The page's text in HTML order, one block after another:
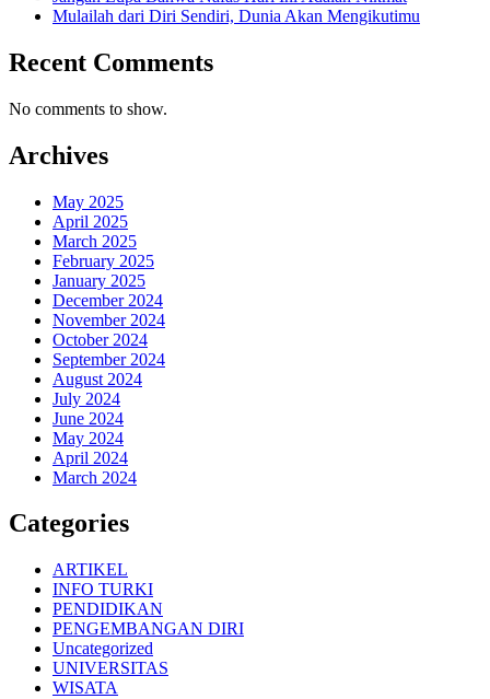
Mulailah dari Diri Sendiri, Dunia Akan Mengikutimu
Recent Comments
No comments to show.
Archives
May 2025
April 2025
March 2025
February 2025
January 2025
December 2024
November 2024
October 2024
September 2024
August 2024
July 2024
June 2024
May 2024
April 2024
March 2024
Categories
ARTIKEL
INFO TURKI
PENDIDIKAN
PENGEMBANGAN DIRI
Uncategorized
UNIVERSITAS
WISATA